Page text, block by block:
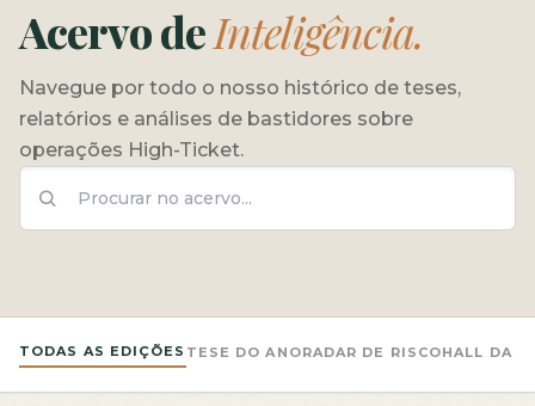
Acervo deInteligência.
Navegue por todo o nosso histórico de teses,
relatórios e análises de bastidores sobre
operações High-Ticket.
TODAS AS EDIÇÕES TESE DO ANORADAR DE RISCOHALL DA